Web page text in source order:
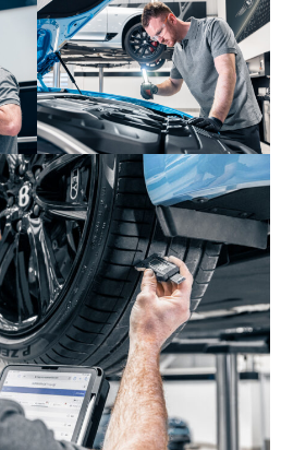
aas
AAS Corp
AAS Motorsport
AAS Porsche
Bentley
career
news
Porsche
QR
Uncategorized